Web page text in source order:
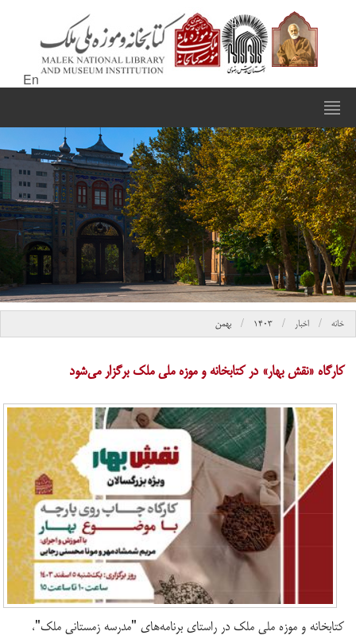
En
خانه اخبار ۱۴۰۳ بهمن
​کارگاه «نقش بهار» در کتابخانه و موزه ملی ملک برگزار می‌شود
کتابخانه و موزه ملی ملک در راستای برنامه‌های "مدرسه زمستانی ملک"،